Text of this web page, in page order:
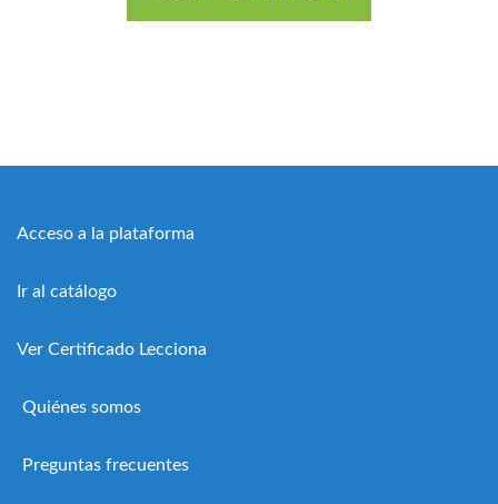
Acceso a la plataforma
Ir al catálogo
Ver Certificado Lecciona
Quiénes somos
Preguntas frecuentes